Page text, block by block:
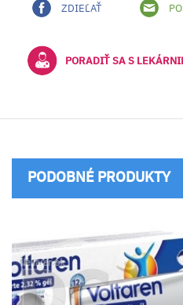
ZDIEĽAŤ
PORADIŤ SA S
PODOBNÉ PRODUKTY